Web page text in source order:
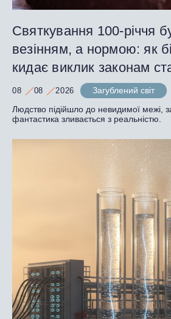
Святкування 100-річчя
везінням, а нормою: як
кидає виклик законам
08 08 2026
Загублений світ
Людство підійшло до невидимої межі,
фантастика зливається з реальністю.